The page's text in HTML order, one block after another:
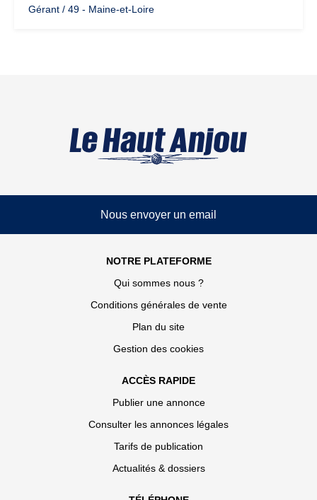
Gérant / 49 - Maine-et-Loire
Nous envoyer un email
NOTRE PLATEFORME
Qui sommes nous ?
Conditions générales de vente
Plan du site
Gestion des cookies
ACCÈS RAPIDE
Publier une annonce
Consulter les annonces légales
Tarifs de publication
Actualités & dossiers